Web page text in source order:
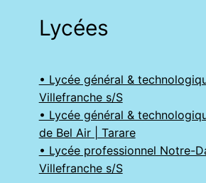
Lycées
• Lycée général &
Villefranche s/S
• Lycée général &
de Bel Air | Tarare
• Lycée professionnel Notre-
Villefranche s/S